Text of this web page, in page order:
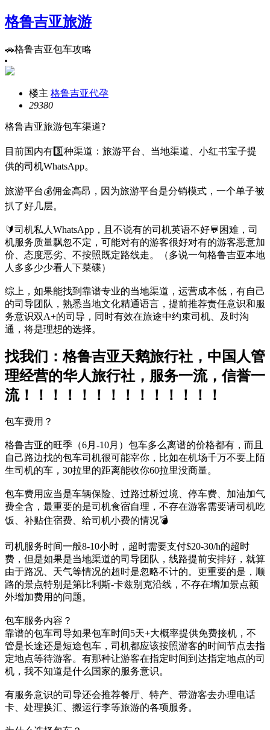
格鲁吉亚旅游
🚗格鲁吉亚包车攻略
楼主 格鲁吉亚代孕
29380
格鲁吉亚旅游包车渠道?
目前国内有3️⃣种渠道：旅游平台、当地渠道、小红书宝子提
供的司机WhatsApp。
旅游平台💰佣金高昂，因为旅游平台是分销模式，一个单子被
扒了好几层。
🔰司机私人WhatsApp，且不说有的司机英语不好💬困难，司
机服务质量飘忽不定，可能对有的游客很好对有的游客恶意加
价、态度恶劣、不按照既定路线走。（多说一句格鲁吉亚本地
人多多少少看人下菜碟）
综上，如果能找到靠谱专业的当地渠道，运营成本低，有自己
的司导团队，熟悉当地文化精通语言，提前推荐责任意识和服
务意识双A+的司导，同时有效在旅途中约束司机、及时沟
通，将是理想的选择。
找我们：格鲁吉亚天鹅旅行社，中国人管
理经营的华人旅行社，服务一流，信誉一
流！！！！！！！！！！！！！！
包车费用？
格鲁吉亚的旺季（6月-10月）包车多么离谱的价格都有，而且
自己路边找的包车司机很可能宰你，比如在机场千万不要上陌
生司机的车，30拉里的距离能收你60拉里没商量。
包车费用应当是车辆保险、过路过桥过境、停车费、加油加气
费全含，最重要的是司机食宿自理，不存在游客需要请司机吃
饭、补贴住宿费、给司机小费的情况💣
司机服务时间一般8-10小时，超时需要支付$20-30/h的超时
费，但是如果是当地渠道的司导团队，线路提前安排好，就算
由于路况、天气等情况的超时是忽略不计的。更重要的是，顺
路的景点特别是第比利斯-卡兹别克沿线，不存在增加景点额
外增加费用的问题。
包车服务内容？
靠谱的包车司导如果包车时间5天+大概率提供免费接机，不
管是长途还是短途包车，司机都应该按照游客的时间节点去指
定地点等待游客。有那种让游客在指定时间到达指定地点的司
机，我不知道是什么国家的服务意识。
有服务意识的司导还会推荐餐厅、特产、带游客去办理电话
卡、处理换汇、搬运行李等旅游的各项服务。